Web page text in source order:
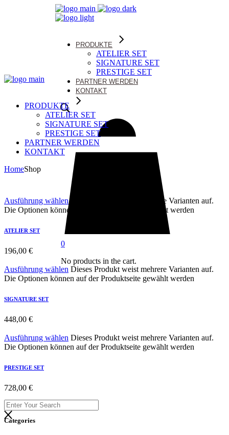
PRODUKTE
ATELIER SET
SIGNATURE SET
PRESTIGE SET
PARTNER WERDEN
KONTAKT
0
No products in the cart.
PRODUKTE
ATELIER SET
SIGNATURE SET
PRESTIGE SET
PARTNER WERDEN
KONTAKT
HomeShop
Ausführung wählen
Dieses Produkt weist mehrere Varianten auf.
Die Optionen können auf der Produktseite gewählt werden
ATELIER SET
196,00 €
Ausführung wählen Dieses Produkt weist mehrere Varianten auf.
Die Optionen können auf der Produktseite gewählt werden
SIGNATURE SET
448,00 €
Ausführung wählen Dieses Produkt weist mehrere Varianten auf.
Die Optionen können auf der Produktseite gewählt werden
PRESTIGE SET
728,00 €
Categories